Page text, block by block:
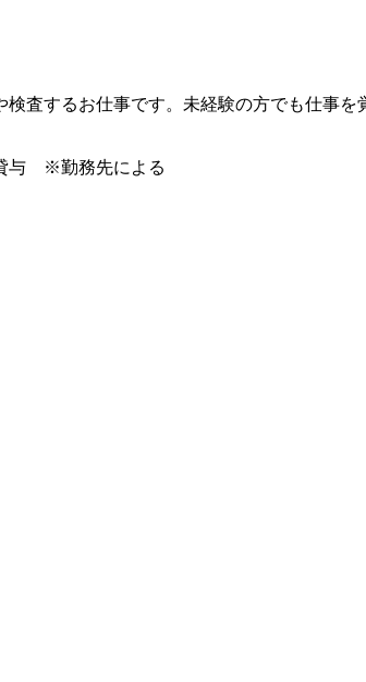
査するお仕事です。未経験の方でも仕事を
貸与 ※勤務先による